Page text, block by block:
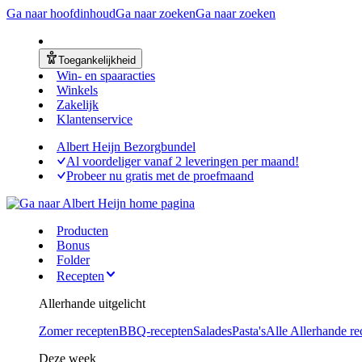
Ga naar hoofdinhoudGa naar zoekenGa naar zoeken
Toegankelijkheid
Win- en spaaracties
Winkels
Zakelijk
Klantenservice
Albert Heijn Bezorgbundel
Al voordeliger vanaf 2 leveringen per maand!
Probeer nu gratis met de proefmaand
Producten
Bonus
Folder
Recepten
Allerhande uitgelicht
Zomer receptenBBQ-receptenSaladesPasta'sAlle Allerhande
Deze week